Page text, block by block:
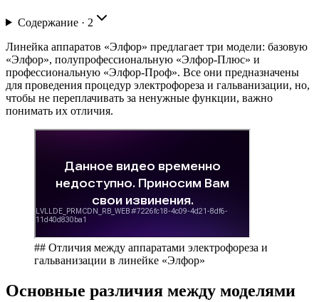
Содержание · 2
Линейка аппаратов «Элфор» предлагает три модели: базовую
«Элфор», полупрофессиональную «Элфор-Плюс» и
профессиональную «Элфор-Проф». Все они предназначены
для проведения процедур электрофореза и гальванизации, но,
чтобы не переплачивать за ненужные функции, важно
понимать их отличия.
## Отличия между аппаратами электрофореза и
гальванизации в линейке «Элфор»
Основные различия между моделями